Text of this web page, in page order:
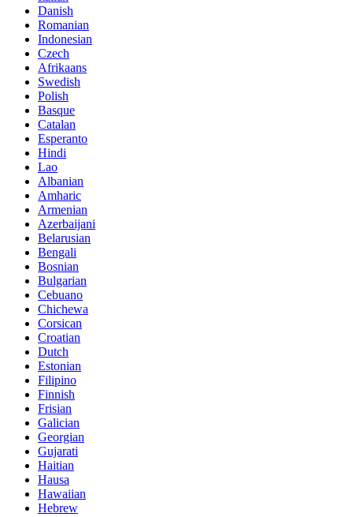
Danish
Romanian
Indonesian
Czech
Afrikaans
Swedish
Polish
Basque
Catalan
Esperanto
Hindi
Lao
Albanian
Amharic
Armenian
Azerbaijani
Belarusian
Bengali
Bosnian
Bulgarian
Cebuano
Chichewa
Corsican
Croatian
Dutch
Estonian
Filipino
Finnish
Frisian
Galician
Georgian
Gujarati
Haitian
Hausa
Hawaiian
Hebrew